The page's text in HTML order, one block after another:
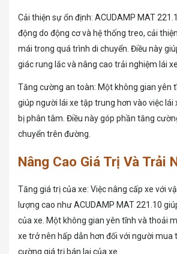
Cải thiện sự ổn định: ACUDAMP MAT
động do động cơ và hệ thống treo, cải
mái trong quá trình di chuyển. Điều này
giác rung lắc và nâng cao trải nghiệm lái xe.
Tăng cường an toàn: Một không gian yên
giúp người lái xe tập trung hơn vào việc lái
bị phân tâm. Điều này góp phần tăng
chuyển trên đường.
Nâng Cao Giá Trị Và Trải
Tăng giá trị của xe: Việc nâng cấp xe với
lượng cao như ACUDAMP MAT 221.10
của xe. Một không gian yên tĩnh và thoải
xe trở nên hấp dẫn hơn đối với người mua
cường giá trị bán lại của xe.